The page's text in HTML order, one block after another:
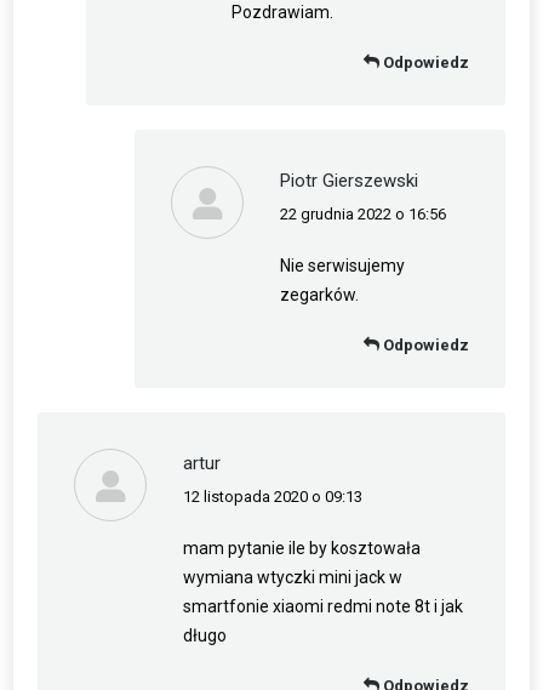
Pozdrawiam.
Odpowiedz
Piotr Gierszewski
napisał(a):
22 grudnia 2022 o 16:56
Nie serwisujemy
zegarków.
Odpowiedz
artur
napisał(a):
12 listopada 2020 o 09:13
mam pytanie ile by kosztowała
wymiana wtyczki mini jack w
smartfonie xiaomi redmi note 8t i jak
długo
Odpowiedz